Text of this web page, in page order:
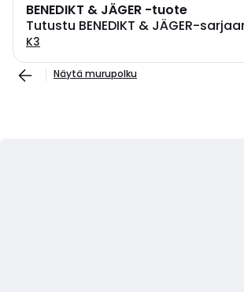
BENEDIKT & JÄGER -tuote
Tutustu BENEDIKT & JÄGER-
K3
Näytä murupolku